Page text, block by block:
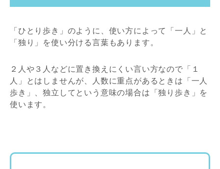
「ひとり歩き」のように、使い方によって「一人」と
「独り」を使い分ける言葉もあります。
２人や３人などに置き換えにくい言い方なので「１
人」とはしませんが、人数に重点があるときは「一人
歩き」、独立してという意味の場合は「独り歩き」を
使います。